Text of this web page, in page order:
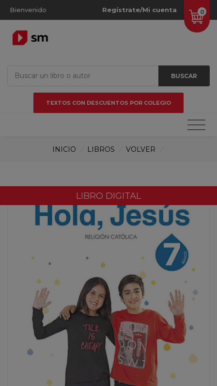
Bienvenido 0
Regístrate/Mi cuenta
BUSCAR
TEXTOS CON DESCUENTOS POR COLEGIO
INICIO LIBROS VOLVER
LIBRO DIGITAL